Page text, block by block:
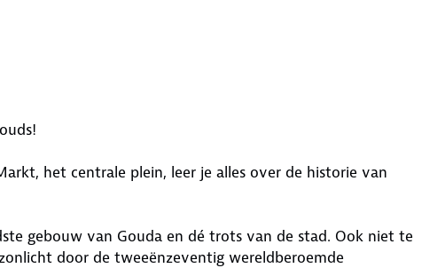
het centrale plein, leer je alles over de historie van
gebouw van Gouda en dé trots van de stad. Ook niet te
door de tweeënzeventig wereldberoemde